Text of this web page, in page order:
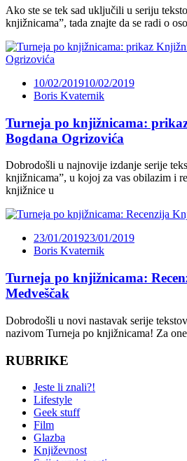
Ako ste se tek sad uključili u seriju
knjižnicama”, tada znajte da se radi o
10/02/201910/02/2019
Boris Kvaternik
Turneja po knjižnicama:
Bogdana Ogrizovića
Dobrodošli u najnovije izdanje serije
knjižnicama”, u kojoj za vas obilazim i
knjižnice u
23/01/201923/01/2019
Boris Kvaternik
Turneja po knjižnicama:
Medveščak
Dobrodošli u novi nastavak serije
nazivom Turneja po knjižnicama! Za
RUBRIKE
Jeste li znali?!
Lifestyle
Geek stuff
Film
Glazba
Književnost